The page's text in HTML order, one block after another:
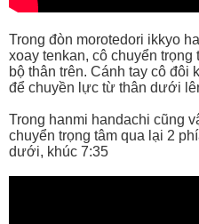
Trong đòn morotedori ikkyo
xoay tenkan, cô chuyển trọng
bộ thân trên. Cánh tay cô đôi
để chuyền lực từ thân dưới
Trong hanmi handachi cũng
chuyển trọng tâm qua lại 2
dưới, khúc 7:35